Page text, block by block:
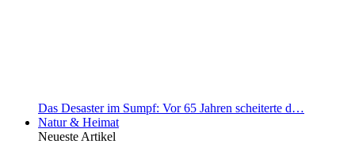
Das Desaster im Sumpf: Vor 65 Jahren scheiterte d…
Natur & Heimat
Neueste Artikel